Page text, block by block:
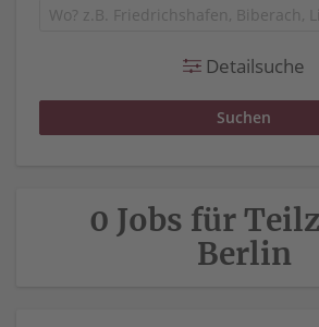
Detailsuche
0 Jobs für
Berlin